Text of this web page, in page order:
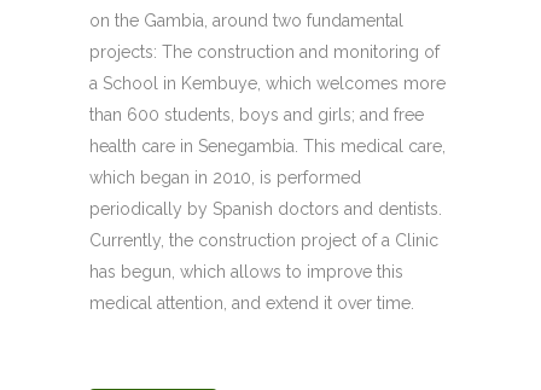
on the Gambia, around two fundamental
projects: The construction and monitoring of
a School in Kembuye, which welcomes more
than 600 students, boys and girls; and free
health care in Senegambia. This medical care,
which began in 2010, is performed
periodically by Spanish doctors and dentists.
Currently, the construction project of a Clinic
has begun, which allows to improve this
medical attention, and extend it over time.